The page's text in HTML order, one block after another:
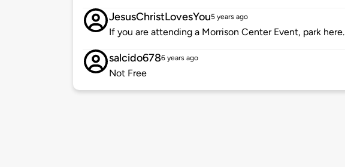
JesusChristLovesYou5 years ago
If you are attending a Morrison Center Event, park here.
salcido6786 years ago
Not Free